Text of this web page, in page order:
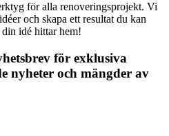
för alla renoveringsprojekt. Vi
och skapa ett resultat du kan
idé hittar hem!
för exklusiva
nyheter och mängder av